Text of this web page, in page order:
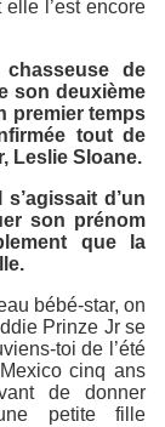
l’est encore
de
son deuxième
premier temps
tout de
Leslie Sloane.
d’un
son prénom
que la
bébé-star, on
Prinze Jr se
toi de l’été
cinq ans
de donner
petite fille